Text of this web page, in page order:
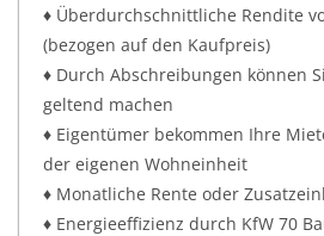
♦ Überdurchschnittliche Rendite
(bezogen auf den Kaufpreis)
♦ Durch Abschreibungen können
geltend machen
♦ Eigentümer bekommen Ihre
der eigenen Wohneinheit
♦ Monatliche Rente oder
♦ Energieeffizienz durch KfW 70